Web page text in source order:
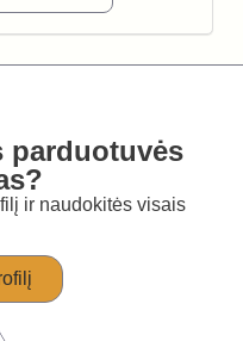
parduotuvės
ir naudokitės visais